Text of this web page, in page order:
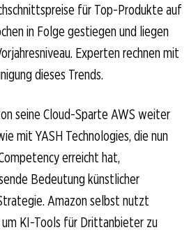
für Top-Produkte auf
in Folge gestiegen und liegen
Experten rechnen mit
dieses Trends.
seine Cloud-Sparte AWS weiter
mit YASH Technologies, die nun
erreicht hat,
Bedeutung künstlicher
Amazon selbst nutzt
KI-Tools für Drittanbieter zu